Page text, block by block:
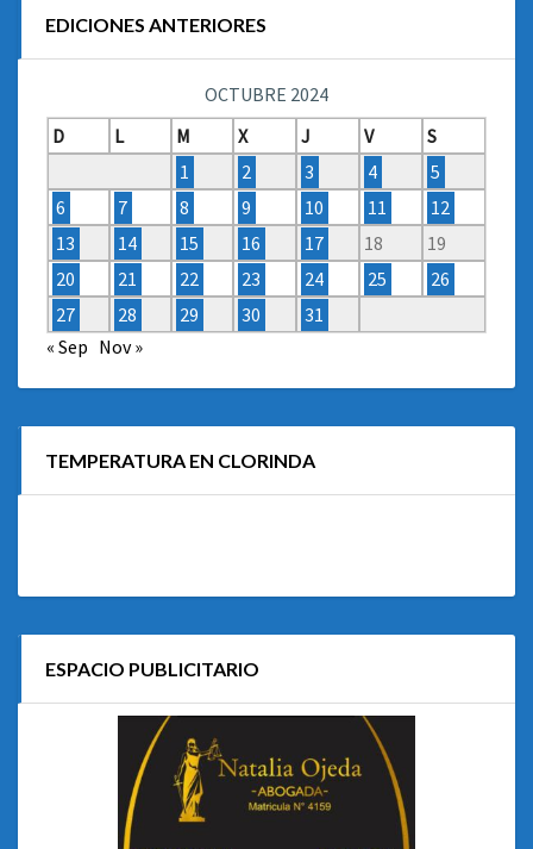
EDICIONES ANTERIORES
OCTUBRE 2024
D
L M X J V
S
1
2 3 4
5
6
7 8 9 10 11
12
13
14 15 16 17 18
19
20
21 22 23 24 25
26
27
28 29 30
31
« Sep Nov »
TEMPERATURA EN CLORINDA
ESPACIO PUBLICITARIO